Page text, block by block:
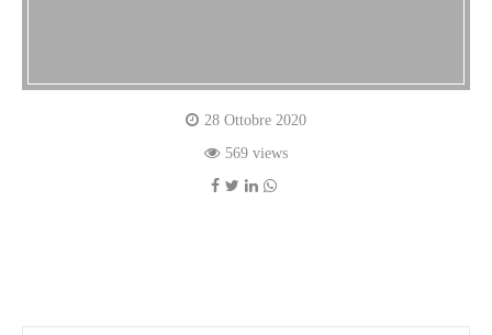
28 Ottobre 2020
569 views